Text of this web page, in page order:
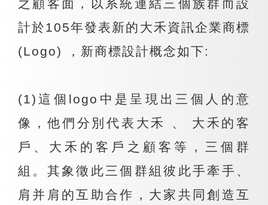
之顧客面，以系統連結三個族群而設
計於105年發表新的大禾資訊企業商標
(Logo) ，新商標設計概念如下:
(1)這個logo中是呈現出三個人的意
像，他們分別代表大禾 、 大禾的客
戶、大禾的客戶之顧客等，三個群
組。其象徵此三個群組彼此手牽手、
肩并肩的互助合作，大家共同創造互